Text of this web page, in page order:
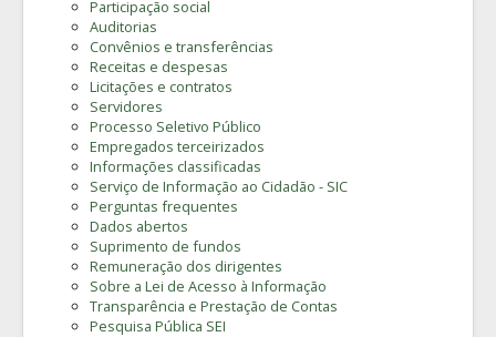
Participação social
Auditorias
Convênios e transferências
Receitas e despesas
Licitações e contratos
Servidores
Processo Seletivo Público
Empregados terceirizados
Informações classificadas
Serviço de Informação ao Cidadão - SIC
Perguntas frequentes
Dados abertos
Suprimento de fundos
Remuneração dos dirigentes
Sobre a Lei de Acesso à Informação
Transparência e Prestação de Contas
Pesquisa Pública SEI